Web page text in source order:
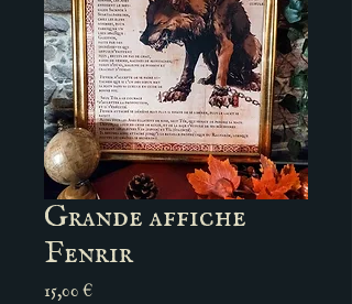
Grande affiche
Fenrir
15,00 €Prix